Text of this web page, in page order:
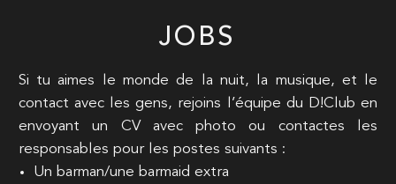
JOBS
Si tu aimes le monde de la nuit, la musique, et le
contact avec les gens, rejoins l’équipe du D!Club en
envoyant un CV avec photo ou contactes les
responsables pour les postes suivants :
Un barman/une barmaid extra